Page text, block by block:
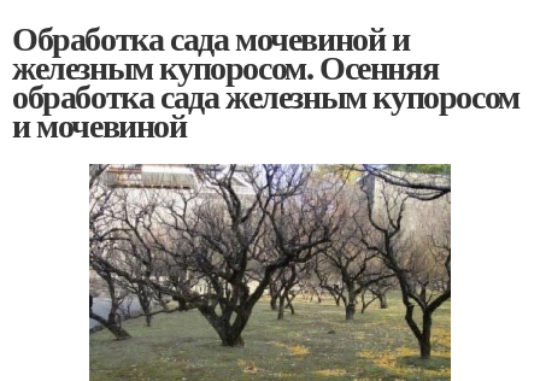
Обработка сада мочевиной и
железным купоросом. Осенняя
обработка сада железным купоросом
и мочевиной